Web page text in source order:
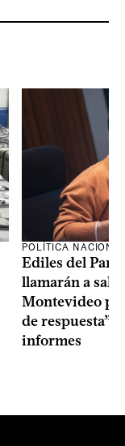
POLÍTICA
Ediles del
llamarán a sala
Montevideo
de respuesta”
informes